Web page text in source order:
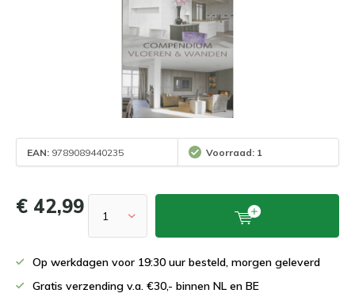
EAN: 9789089440235 Voorraad: 1
€ 42,99
Op werkdagen voor 19:30 uur besteld, morgen geleverd
Gratis verzending v.a. €30,- binnen NL en BE